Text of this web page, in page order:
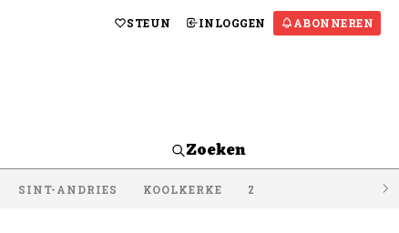
STEUN INLOGGEN ABONNEREN
Zoeken
SINT-ANDRIES KOOLKERKE ZEEBRUGGE